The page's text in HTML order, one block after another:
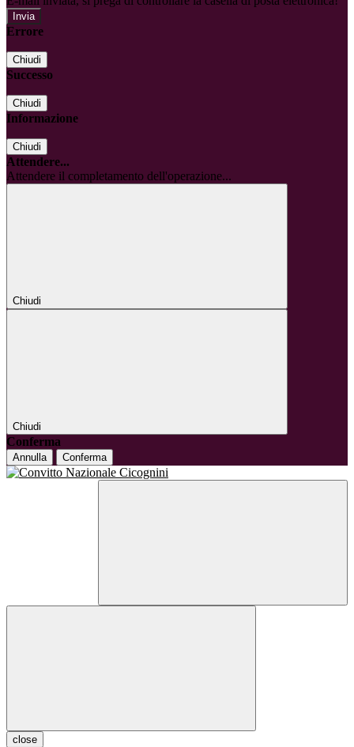
Errore
Chiudi
Successo
Chiudi
Informazione
Chiudi
Attendere...
Attendere il completamento dell'operazione...
Chiudi
Chiudi
Conferma
Annulla Conferma
close